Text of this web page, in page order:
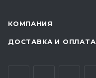
КОМПАНИЯ
ДОСТАВКА И ОПЛАТА